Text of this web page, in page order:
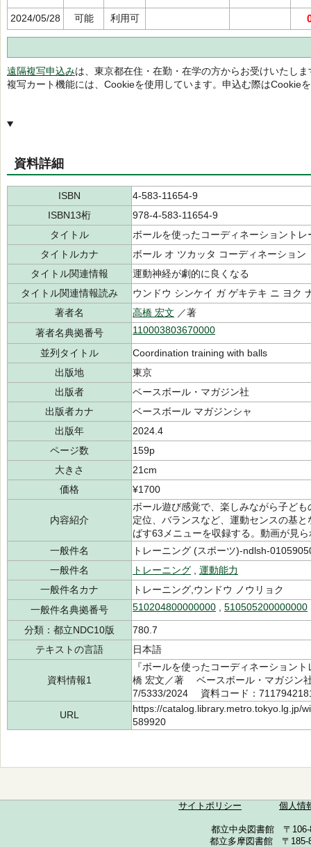
2024/05/28 可能 利用可
遠隔複写申込みは、東京都在住・在勤・在学の方からお受けいたしま
複写カート機能には、Cookieを使用しています。申込む際はCookie
資料詳細
ISBN
4-583-11654-9
ISBN13桁
978-4-583-11654-9
タイトル
ボールを使ったコーディネーショントレ
タイトルカナ
ボール オ ツカッタ コーディネーション
タイトル関連情報
運動神経が劇的に良くなる
タイトル関連情報読み
ウンドウ シンケイ ガ ゲキテキ ニ ヨク
著者名
高橋 宏文 ／著
著者名典拠番号
110003803670000
並列タイトル
Coordination training with balls
出版地
東京
出版者
ベースボール・マガジン社
出版者カナ
ベースボール マガジンシャ
出版年
2024.4
ページ数
159p
大きさ
21cm
価格
¥1700
内容紹介
ボール遊び感覚で、楽しみながら子ど
定位、バランスなど、運動センスの基
ばす63メニューを収録する。動画が見
一般件名
トレーニング (スポーツ)-ndlsh-
一般件名
トレーニング
運動能力
一般件名カナ
トレーニング,ウンドウ ノウリョク
一般件名典拠番号
510204800000000 510505200000000
分類：都立NDC10版
780.7
テキストの言語
日本語
資料情報1
『ボールを使ったコーディネーション
橋 宏文／著 ベースボール・マガジ
7/5333/2024 資料コード：
URL
https://catalog.library.metro.tokyo.lg.jp/
589920
サイトポリシー 個人情
都立中央図書館 〒
都立多摩図書館 〒185-